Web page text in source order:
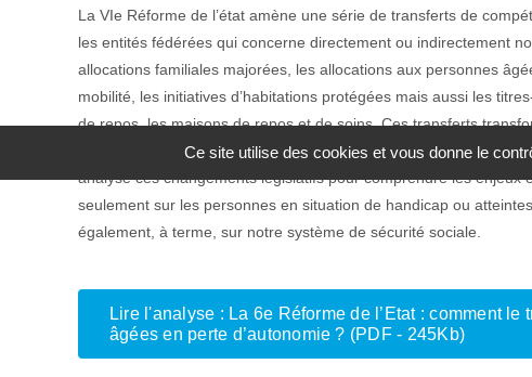
La VIe Réforme de l’état amène une série de transferts de
les entités fédérées qui concerne directement ou indirectement
allocations familiales majorées, les allocations aux personnes
mobilité, les initiatives d’habitations protégées mais aussi les
de repos, les maisons de repos et de soins. Ces transferts
politiques sociales et les politiques de santé. En tant qu’acteur
analyse ces changements législatifs pour comprendre les enjeux
seulement sur les personnes en situation de handicap ou
également, à terme, sur notre système de sécurité sociale.
Lire l'analyse : La 6e Réforme de l’Etat : comment
âgées en perte d’autonomie ? (PDF - 245Kb)
Ce site utilise des cookies et vous donne le